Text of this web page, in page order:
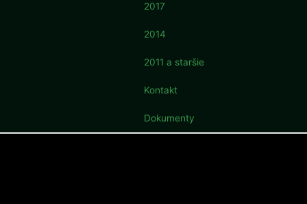
2017
2014
2011 a staršie
Kontakt
Dokumenty